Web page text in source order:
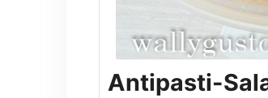
Antipasti-